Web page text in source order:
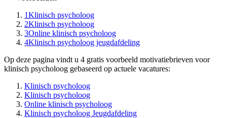
1Klinisch psycholoog
2Klinisch psycholoog
3Online klinisch psycholoog
4Klinisch psycholoog jeugdafdeling
Op deze pagina vindt u 4 gratis voorbeeld motivatiebrieven voor
klinisch psycholoog gebaseerd op actuele vacatures:
Klinisch psycholoog
Klinisch psycholoog
Online klinisch psycholoog
Klinisch psycholoog Jeugdafdeling